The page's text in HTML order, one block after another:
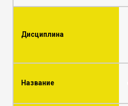
Дисциплина
Название